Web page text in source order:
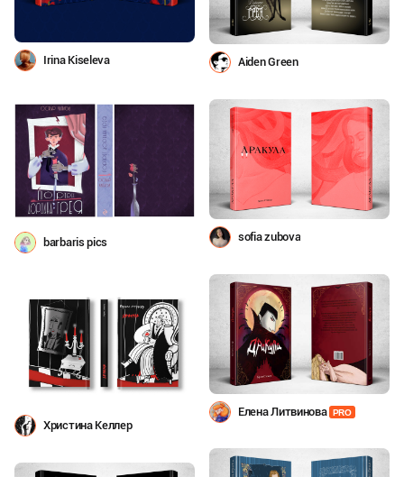
Irina Kiseleva Aiden Green
barbaris pics sofia zubova
Елена Литвинова PRO
Христина Келлер